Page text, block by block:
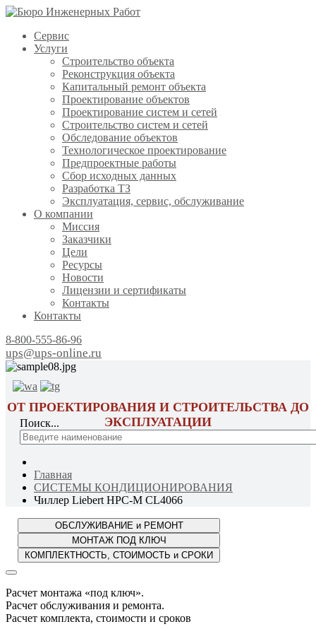
Сервис
Услуги
Строительство объекта
Реконструкция объекта
Капитальный ремонт объекта
Проектирование объектов
Проектирование систем и сетей
Строительство систем и сетей
Обследование объектов
Технологическое проектирование
Предпроектные работы
Сбор исходных данных
Разработка ТЗ
Эксплуатация, сервис, обслуживание
О компании
Миссия
Заказчики
Цели
Ресурсы
Новости
Лицензии и сертификаты
Контакты
Контакты
8-800-555-86-96
ups@ups-online.ru
ОТ ПРОЕКТИРОВАНИЯ И СТРОИТЕЛЬСТВА ДО
ЭКСПЛУАТАЦИИ
Поиск...
Главная
СИСТЕМЫ КОНДИЦИОНИРОВАНИЯ
Чиллер Liebert HPC-M CL4066
Расчет монтажа «под ключ».
Расчет обслуживания и ремонта.
Расчет комплекта, стоимости и сроков